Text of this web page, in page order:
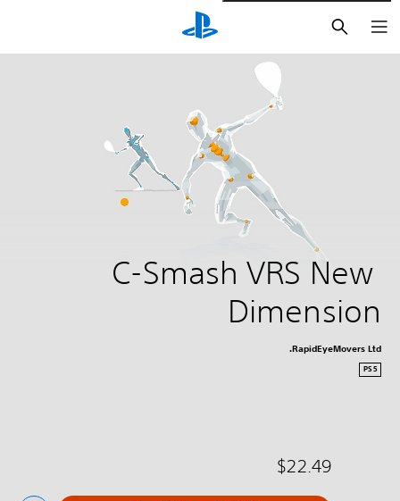
C-Smash VRS New
Dimension
RapidEyeMovers Ltd.
PS5
$22.49